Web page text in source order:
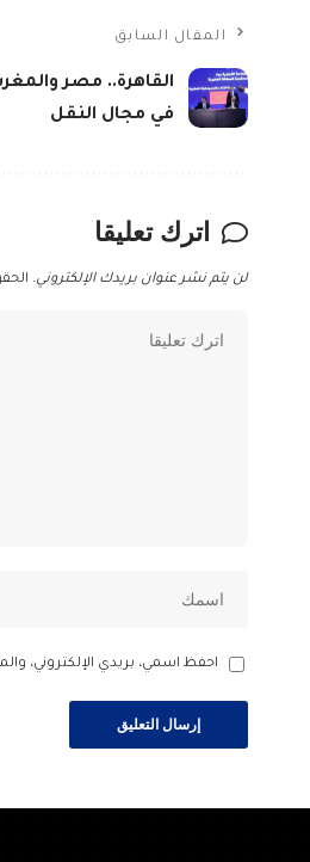
المقال السابق
القاهرة.. مصر
في مجال النقل
اترك تعليقا
لن يتم نشر عنوان بريدك الإلكتروني.
احفظ اسمي، بريدي الإلكتروني،